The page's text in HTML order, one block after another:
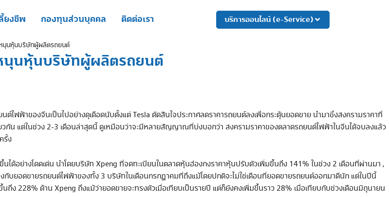
ยงชีพ กองทุนส่วนบุคคล ติดต่อเรา บริการออนไลน์ (e-Service)
นุนหุ้นบริษัทผู้ผลิตรถยนต์
นุนหุ้นบริษัทผู้ผลิตรถยนต์
ฟฟ้าของจีนเป็นไปอย่างดุเดือดนับตั้งแต่ Tesla ตัดสินใจประกาศลดราคารถยนต์ลงเพื่อกระตุ้นยอดขาย นำมาซึ่งสงครามราคาที่
น แต่ในช่วง 2-3 เดือนล่าสุดนี้ ดูเหมือนว่าจะมีหลายสัญญาณที่บ่งบอกว่า สงครามราคาของตลาดรถยนต์ไฟฟ้าในจีนได้จบลงแล้ว
ได้อย่างดีอีกครั้ง
อย่างโดดเด่น นำโดยบริษัท Xpeng ที่จดทะเบียนในตลาดหุ้นฮ่องกงราคาหุ้นปรับตัวเพิ่มขึ้นถึง 141% ในช่วง 2 เดือนที่ผ่านมา ,
ยอดขายรถยนต์ไฟฟ้าของทั้ง 3 บริษัทในเดือนกรกฎาคมที่ถึงแม้โดยปกติจะไม่ใช่เดือนที่ยอดขายรถยนต์ออกมาดีนัก แต่ในปีนี้
228% ด้าน Xpeng ถึงแม้ว่ายอดขายจะทรงตัวเมื่อเทียบเป็นรายปี แต่ก็ยังคงเพิ่มขึ้นราว 28% เมื่อเทียบกับช่วงเดือนมิถุนายน